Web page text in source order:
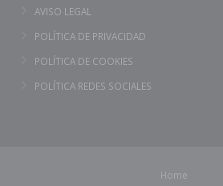
AVISO LEGAL
POLÍTICA DE PRIVACIDAD
POLÍTICA DE COOKIES
POLÍTICA REDES SOCIALES
Home